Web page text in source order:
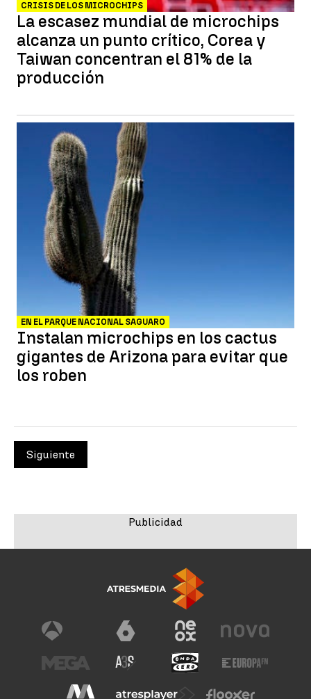
CRISIS DE LOS MICROCHIPS
La escasez mundial de microchips
alcanza un punto crítico, Corea y
Taiwan concentran el 81% de la
producción
EN EL PARQUE NACIONAL SAGUARO
Instalan microchips en los cactus
gigantes de Arizona para evitar que
los roben
Siguiente